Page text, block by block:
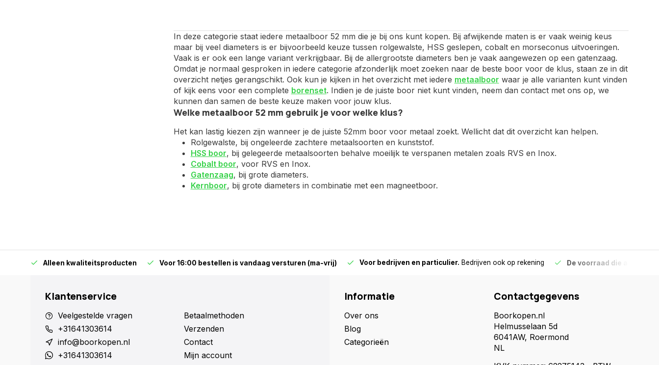
In deze categorie staat iedere metaalboor 52 mm die je bij ons kunt kopen. Bij afwijkende maten is er vaak weinig keus
maar bij veel diameters is er bijvoorbeeld keuze tussen rolgewalste, HSS geslepen, cobalt en morseconus uitvoeringen.
Vaak is er ook een lange variant verkrijgbaar. Bij de allergrootste diameters ben je vaak aangewezen op een gatenzaag.
Omdat je normaal gesproken in iedere categorie afzonderlijk moet zoeken naar de beste boor voor de klus, staan ze in dit
overzicht netjes gerangschikt. Ook kun je kijken in het overzicht met iedere metaalboor waar je alle varianten kunt vinden
of kijk eens voor een complete borenset. Indien je de juiste boor niet kunt vinden, neem dan contact met ons op, we
kunnen dan samen de beste keuze maken voor jouw klus.
Welke metaalboor 52 mm gebruik je voor welke klus?
Het kan lastig kiezen zijn wanneer je de juiste 52mm boor voor metaal zoekt. Wellicht dat dit overzicht kan helpen.
Rolgewalste, bij ongeleerde zachtere metaalsoorten en kunststof.
HSS boor, bij gelegeerde metaalsoorten behalve moeilijk te verspanen metalen zoals RVS en Inox.
Cobalt boor, voor RVS en Inox.
Gatenzaag, bij grote diameters.
Kernboor, bij grote diameters in combinatie met een magneetboor.
Alleen kwaliteitsproducten Voor 16:00 bestellen is vandaag versturen (ma-vrij) Voor bedrijven en particulier. Bedrijven ook op rekening De voorraad die
Klantenservice
Veelgestelde vragen
+31641303614
info@boorkopen.nl
+31641303614
Betaalmethoden
Verzenden
Contact
Mijn account
Informatie
Over ons
Blog
Categorieën
Contactgegevens
Boorkopen.nl
Helmusselaan 5d
6041AW, Roermond
NL